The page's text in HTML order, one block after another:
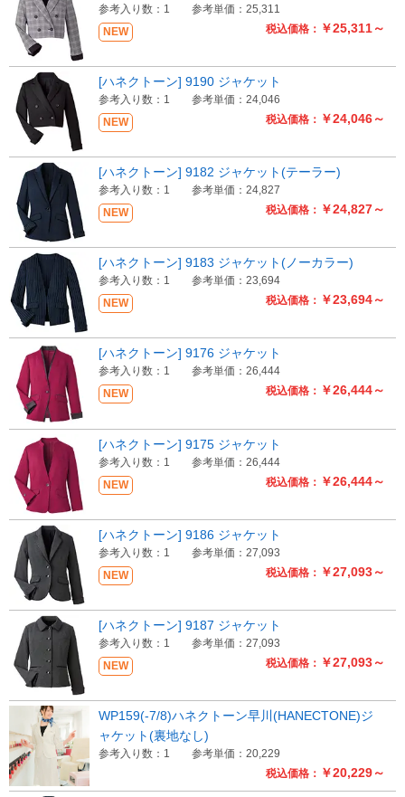
見積書 お気に入り
NEW 税込価格： ￥25,311～
参考入り数：1 参考単価：25,311
NEW 税込価格： ￥24,046～
[ハネクトーン] 9190 ジャケット
参考入り数：1 参考単価：24,046
NEW 税込価格： ￥24,827～
[ハネクトーン] 9182 ジャケット(テーラー)
参考入り数：1 参考単価：24,827
NEW 税込価格： ￥23,694～
[ハネクトーン] 9183 ジャケット(ノーカラー)
参考入り数：1 参考単価：23,694
NEW 税込価格： ￥26,444～
[ハネクトーン] 9176 ジャケット
参考入り数：1 参考単価：26,444
NEW 税込価格： ￥26,444～
[ハネクトーン] 9175 ジャケット
参考入り数：1 参考単価：26,444
NEW 税込価格： ￥27,093～
[ハネクトーン] 9186 ジャケット
参考入り数：1 参考単価：27,093
NEW 税込価格： ￥27,093～
[ハネクトーン] 9187 ジャケット
参考入り数：1 参考単価：27,093
税込価格： ￥20,229～
WP159(-7/8)ハネクトーン早川(HANECTONE)ジ
ャケット(裏地なし)
参考入り数：1 参考単価：20,229